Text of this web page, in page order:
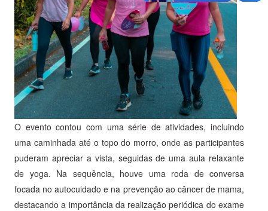
O evento contou com uma série de atividades, incluindo
uma caminhada até o topo do morro, onde as participantes
puderam apreciar a vista, seguidas de uma aula relaxante
de yoga. Na sequência, houve uma roda de conversa
focada no autocuidado e na prevenção ao câncer de mama,
destacando a importância da realização periódica do exame